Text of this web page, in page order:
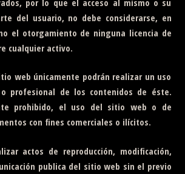
del usuario, no debe considerarse, en
el otorgamiento de ninguna licencia de
cualquier activo.
web únicamente podrán realizar un uso
profesional de los contenidos de éste.
prohibido, el uso del sitio web o de
con fines comerciales o ilícitos.
actos de reproducción, modificación,
publica del sitio web sin el previo